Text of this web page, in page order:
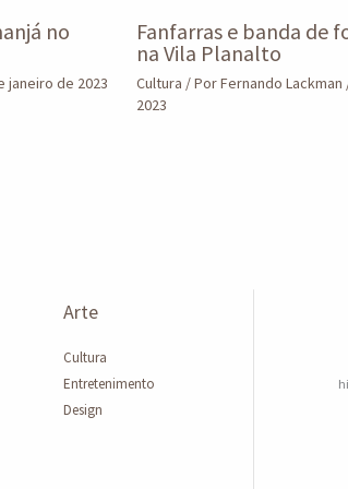
no
janeiro de 2023
Fanfarras e banda de
na Vila Planalto
Cultura / PorFernando Lackman
2023
Arte
Cultura
Entretenimento
Design